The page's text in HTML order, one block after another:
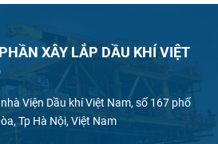
XÂY LẮP DẦU KHÍ VIỆT
Viện Dầu khí Việt Nam, số 167 phố
Tp Hà Nội, Việt Nam